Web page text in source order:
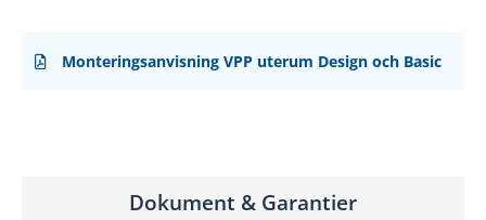
Monteringsanvisning VPP uterum Design och Basic
Dokument & Garantier